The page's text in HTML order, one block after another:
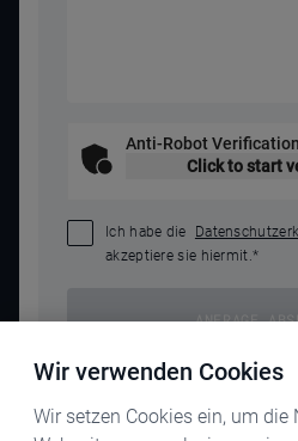
Anti-Robot Verification
Click to start
Ich habe die
akzeptiere sie hiermit.*
ANFRAGE
Wir verwenden Cookies
Wir setzen Cookies ein, um die